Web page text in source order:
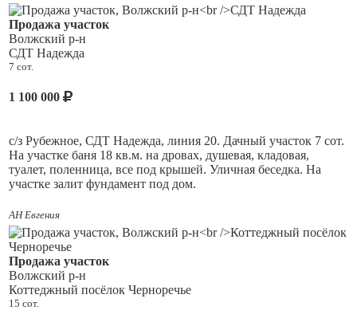
Продажа участок
Волжский р-н
СДТ Надежда
7 сот.
1 100 000
с/з Рубежное, СДТ Надежда, линия 20. Дачный участок 7 сот.
На участке баня 18 кв.м. на дровах, душевая, кладовая,
туалет, поленница, все под крышей. Уличная беседка. На
участке залит фундамент под дом.
Электричество, вода поливная, есть бак для полива.
Из насаждений 3 абрикосовых дерева, 3 груши, 2 яблони,
смородина, айва.
кадастровый номер участка: 63:17:0701004:0077.
АН Евгения
Продажа участок
Волжский р-н
Коттеджный посёлок Черноречье
15 сот.